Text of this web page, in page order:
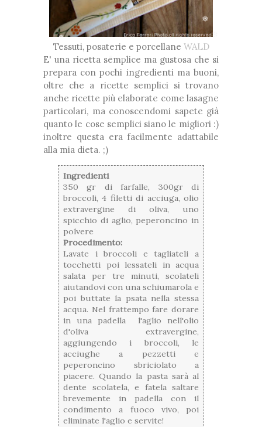
Tessuti, posaterie e porcellane WALD
E' una ricetta semplice ma gustosa che si
prepara con pochi ingredienti ma buoni,
oltre che a ricette semplici si trovano
anche ricette più elaborate come lasagne
particolari, ma conoscendomi sapete già
quanto le cose semplici siano le migliori :)
inoltre questa era facilmente adattabile
alla mia dieta. ;)
Ingredienti
350 gr di farfalle, 300gr di
broccoli, 4 filetti di acciuga, olio
extravergine di oliva, uno
spicchio di aglio, peperoncino in
polvere
Procedimento:
Lavate i broccoli e tagliateli a
tocchetti poi lessateli in acqua
salata per tre minuti, scolateli
aiutandovi con una schiumarola e
poi buttate la psata nella stessa
acqua. Nel frattempo fare dorare
in una padella l'aglio nell'olio
d'oliva extravergine,
aggiungendo i broccoli, le
acciughe a pezzetti e
peperoncino sbriciolato a
piacere. Quando la pasta sarà al
dente scolatela, e fatela saltare
brevemente in padella con il
condimento a fuoco vivo, poi
eliminate l'aglio e servite!
❅
❆
❅
❅
❅